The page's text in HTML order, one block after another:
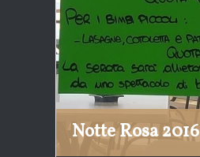
Notte Rosa 2016